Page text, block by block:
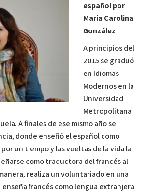
español por
María Carolina
González
A principios del
2015 se graduó
en Idiomas
Modernos en la
Universidad
Metropolitana
A finales de ese mismo año se
donde enseñó el español como
un tiempo y las vueltas de la vida la
como traductora del francés al
realiza un voluntariado en una
francés como lengua extranjera